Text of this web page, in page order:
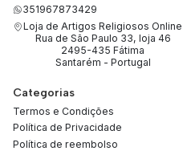
351967873429
Loja de Artigos Religiosos Online
Rua de São Paulo 33, loja 46
2495-435 Fátima
Santarém - Portugal
Categorias
Termos e Condições
Política de Privacidade
Política de reembolso